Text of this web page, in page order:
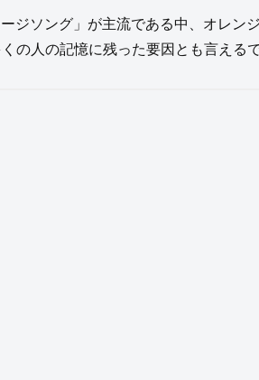
ジソング」が主流である中、オレン
の人の記憶に残った要因とも言えるで